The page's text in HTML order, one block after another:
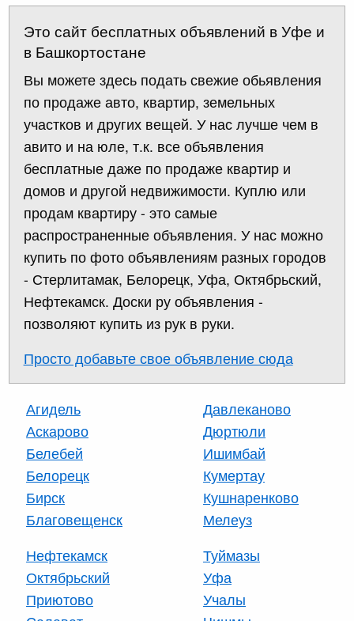
Это сайт бесплатных объявлений в Уфе и
в Башкортостане
Вы можете здесь подать свежие обьявления
по продаже авто, квартир, земельных
участков и других вещей. У нас лучше чем в
авито и на юле, т.к. все объявления
бесплатные даже по продаже квартир и
домов и другой недвижимости. Куплю или
продам квартиру - это самые
распространенные объявления. У нас можно
купить по фото объявлениям разных городов
- Стерлитамак, Белорецк, Уфа, Октябрьский,
Нефтекамск. Доски ру объявления -
позволяют купить из рук в руки.
Просто добавьте свое объявление сюда
Агидель
Аскарово
Белебей
Белорецк
Бирск
Благовещенск
Давлеканово
Дюртюли
Ишимбай
Кумертау
Кушнаренково
Мелеуз
Нефтекамск
Октябрьский
Приютово
Туймазы
Уфа
Учалы